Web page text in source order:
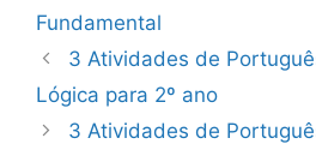
Fundamental
3 Atividades de
Lógica para 2º ano
3 Atividades de